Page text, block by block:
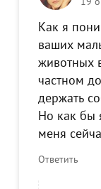
Как я
ваших
животных
частном
держать
Но как бы
меня
Ответить